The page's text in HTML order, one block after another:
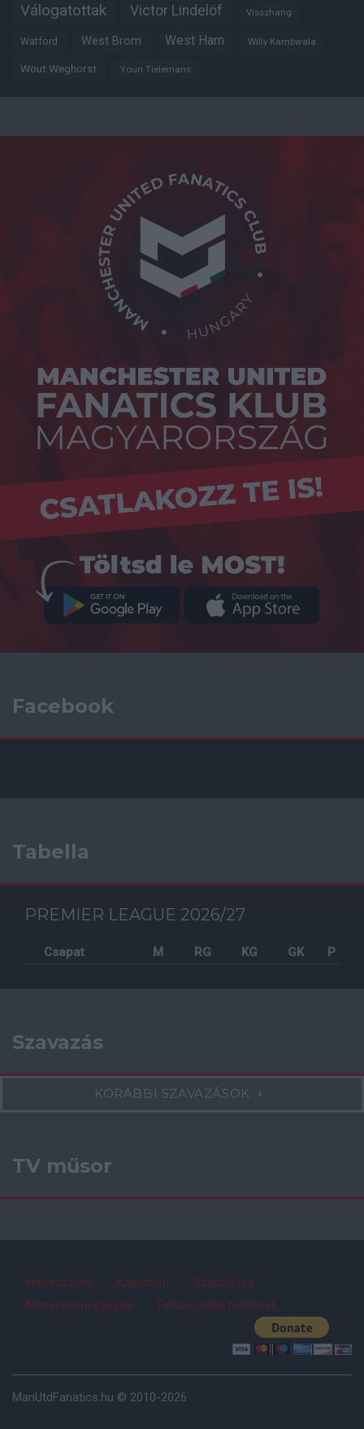
Válogatottak Victor Lindelöf Visszhang
Watford West Brom West Ham Willy Kambwala
Wout Weghorst Youri Tielemans
Facebook
Tabella
PREMIER LEAGUE 2026/27
Csapat M RG KG GK P
Szavazás
KORÁBBI SZAVAZÁSOK
TV műsor
Impresszum Kapcsolat
Szerzői jog
Adatvédelmi irányelv
Felhasználói feltételek
ManUtdFanatics.hu © 2010-2026